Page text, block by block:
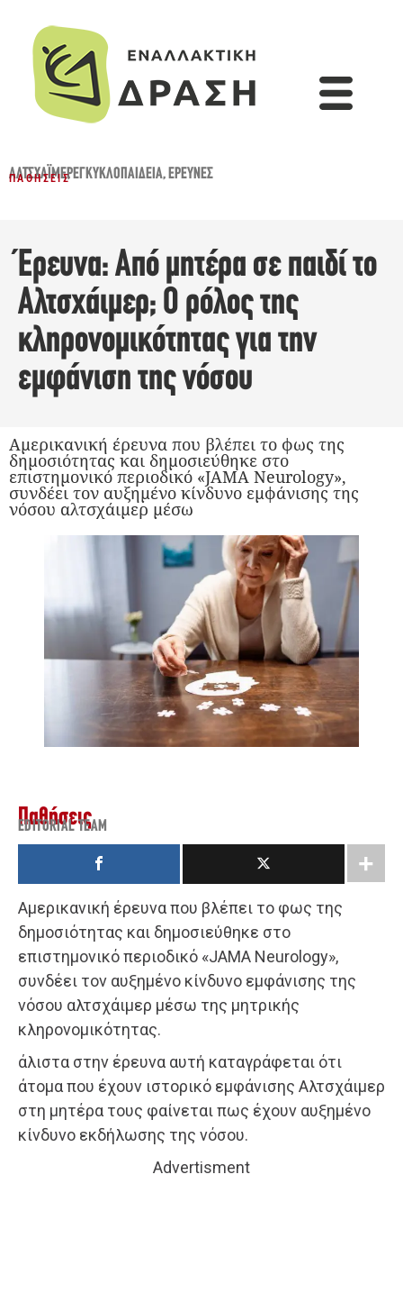
ΑΛΤΣΧΆΙΜΕΡ,ΕΓΚΥΚΛΟΠΑΙΔΕΙΑ,ΈΡΕΥΝΕΣ
ΠΑΘΉΣΕΙΣ
Έρευνα: Από μητέρα σε παιδί το
Αλτσχάιμερ; Ο ρόλος της
κληρονομικότητας για την
εμφάνιση της νόσου
Αμερικανική έρευνα που βλέπει το φως της
δημοσιότητας και δημοσιεύθηκε στο
επιστημονικό περιοδικό «JAMA Neurology»,
συνδέει τον αυξημένο κίνδυνο εμφάνισης της
νόσου αλτσχάιμερ μέσω
Παθήσεις
EDITORIAL TEAM
Αμερικανική έρευνα που βλέπει το φως της
δημοσιότητας και δημοσιεύθηκε στο
επιστημονικό περιοδικό «JAMA Neurology»,
συνδέει τον αυξημένο κίνδυνο εμφάνισης της
νόσου αλτσχάιμερ μέσω της μητρικής
κληρονομικότητας.
άλιστα στην έρευνα αυτή καταγράφεται ότι
άτομα που έχουν ιστορικό εμφάνισης Αλτσχάιμερ
στη μητέρα τους φαίνεται πως έχουν αυξημένο
κίνδυνο εκδήλωσης της νόσου.
Advertisment